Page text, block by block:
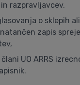
razpravljavcev,
o sklepih
zapis
UO ARRS